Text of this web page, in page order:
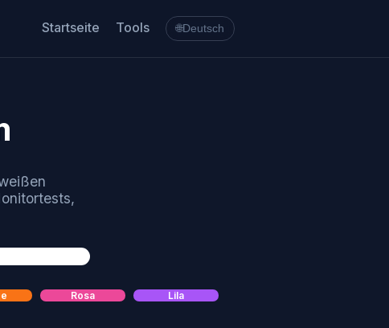
Startseite Tools 🌐Deutsch
Rosa Lila